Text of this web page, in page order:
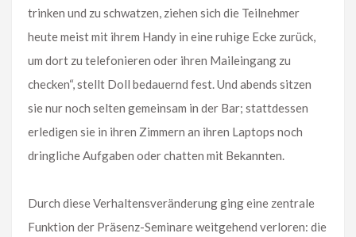
trinken und zu schwatzen, ziehen sich die Teilnehmer
heute meist mit ihrem Handy in eine ruhige Ecke zurück,
um dort zu telefonieren oder ihren Maileingang zu
checken“, stellt Doll bedauernd fest. Und abends sitzen
sie nur noch selten gemeinsam in der Bar; stattdessen
erledigen sie in ihren Zimmern an ihren Laptops noch
dringliche Aufgaben oder chatten mit Bekannten.
Durch diese Verhaltensveränderung ging eine zentrale
Funktion der Präsenz-Seminare weitgehend verloren: die